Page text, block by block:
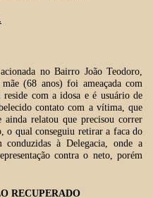
no Bairro João Teodoro,
(68 anos) foi ameaçada com
com a idosa e é usuário de
contato com a vítima, que
relatou que precisou correr
o qual conseguiu retirar a faca do
à Delegacia, onde a
contra o neto, porém
RECUPERADO